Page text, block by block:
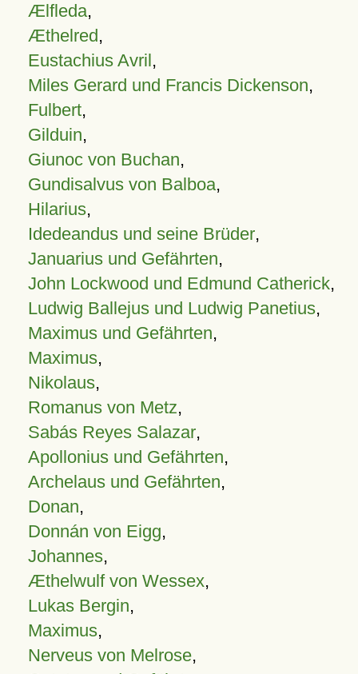
Ælfleda,
Æthelred,
Eustachius Avril,
Miles Gerard und Francis Dickenson,
Fulbert,
Gilduin,
Giunoc von Buchan,
Gundisalvus von Balboa,
Hilarius,
Idedeandus und seine Brüder,
Januarius und Gefährten,
John Lockwood und Edmund Catherick,
Ludwig Ballejus und Ludwig Panetius,
Maximus und Gefährten,
Maximus,
Nikolaus,
Romanus von Metz,
Sabás Reyes Salazar,
Apollonius und Gefährten,
Archelaus und Gefährten,
Donan,
Donnán von Eigg,
Johannes,
Æthelwulf von Wessex,
Lukas Bergin,
Maximus,
Nerveus von Melrose,